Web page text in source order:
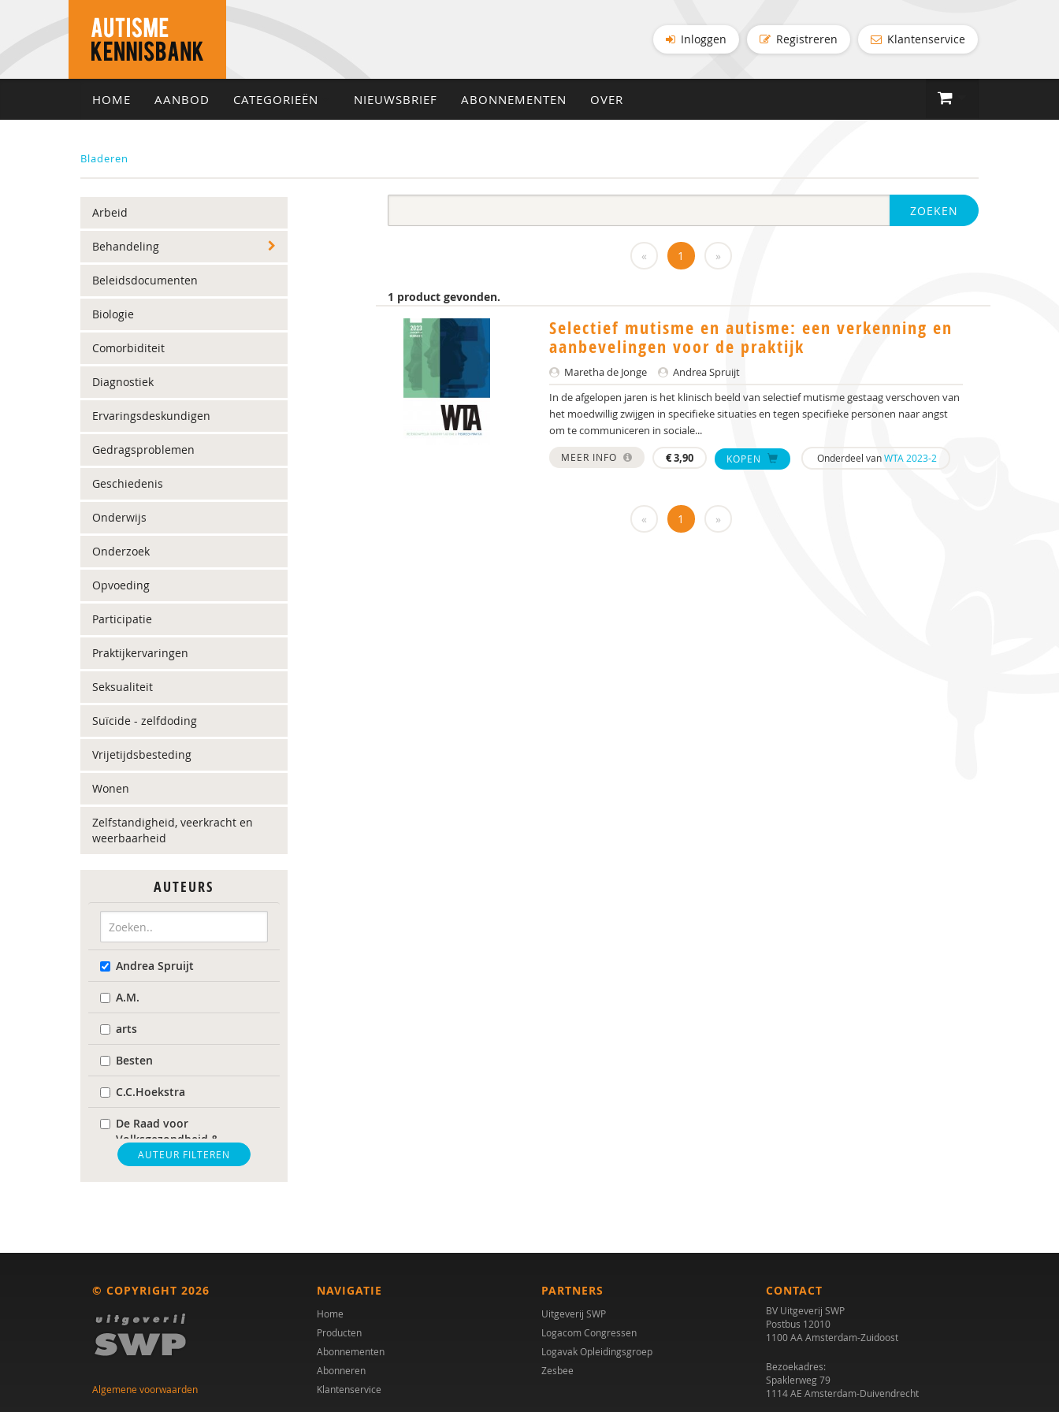
Inloggen Registreren Klantenservice
HOME AANBOD CATEGORIEËN NIEUWSBRIEF ABONNEMENTEN OVER
Bladeren
Arbeid
Behandeling
Beleidsdocumenten
Biologie
Comorbiditeit
Diagnostiek
Ervaringsdeskundigen
Gedragsproblemen
Geschiedenis
Onderwijs
Onderzoek
Opvoeding
Participatie
Praktijkervaringen
Seksualiteit
Suïcide - zelfdoding
Vrijetijdsbesteding
Wonen
Zelfstandigheid, veerkracht en
weerbaarheid
AUTEURS
Andrea Spruijt
A.M.
arts
Besten
C.C.Hoekstra
De Raad voor
Volksgezondheid &
Samenleving
gz-psycholoog
huisarts
MD
MSc
AUTEUR FILTEREN
ZOEKEN
« 1 »
1 product gevonden.
Selectief mutisme en autisme: een verkenning en
aanbevelingen voor de praktijk
Maretha de Jonge
Andrea Spruijt
In de afgelopen jaren is het klinisch beeld van selectief mutisme gestaag verschoven van
het moedwillig zwijgen in specifieke situaties en tegen specifieke personen naar angst
om te communiceren in sociale...
MEER INFO €3,90 KOPEN Onderdeel vanWTA 2023-2
« 1 »
© COPYRIGHT 2026
Algemene voorwaarden
NAVIGATIE
Home
Producten
Abonnementen
Abonneren
Klantenservice
PARTNERS
Uitgeverij SWP
Logacom Congressen
Logavak Opleidingsgroep
Zesbee
CONTACT
BV Uitgeverij SWP
Postbus 12010
1100 AA Amsterdam-Zuidoost
Bezoekadres:
Spaklerweg 79
1114 AE Amsterdam-Duivendrecht